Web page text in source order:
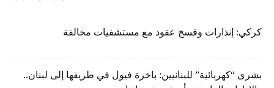
كركي: إنذارات وفسخ عقود مع مستشفيات مخالفة
بشرى “كهربائية” للبنانيين: باخرة فيول في طريقها إلى لبنان..